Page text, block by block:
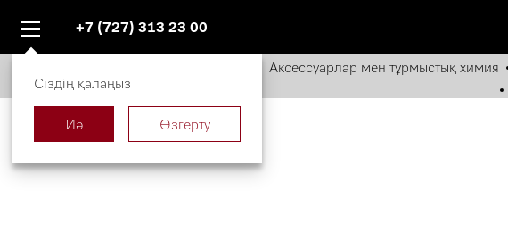
+7 (727) 313 23 00
Аксессуарлар мен тұрмыстық химия
Сіздің қалаңыз
Иә Өзгерту